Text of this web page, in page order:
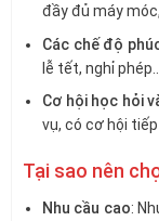
đầy đủ máy
Các chế độ
lễ tết, nghỉ phép…
Cơ hội học hỏi
vụ, có cơ hội
Tại sao nên
Nhu cầu cao: